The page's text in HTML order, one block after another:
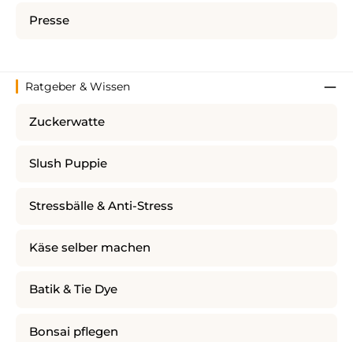
Presse
Ratgeber & Wissen
Zuckerwatte
Slush Puppie
Stressbälle & Anti-Stress
Käse selber machen
Batik & Tie Dye
Bonsai pflegen